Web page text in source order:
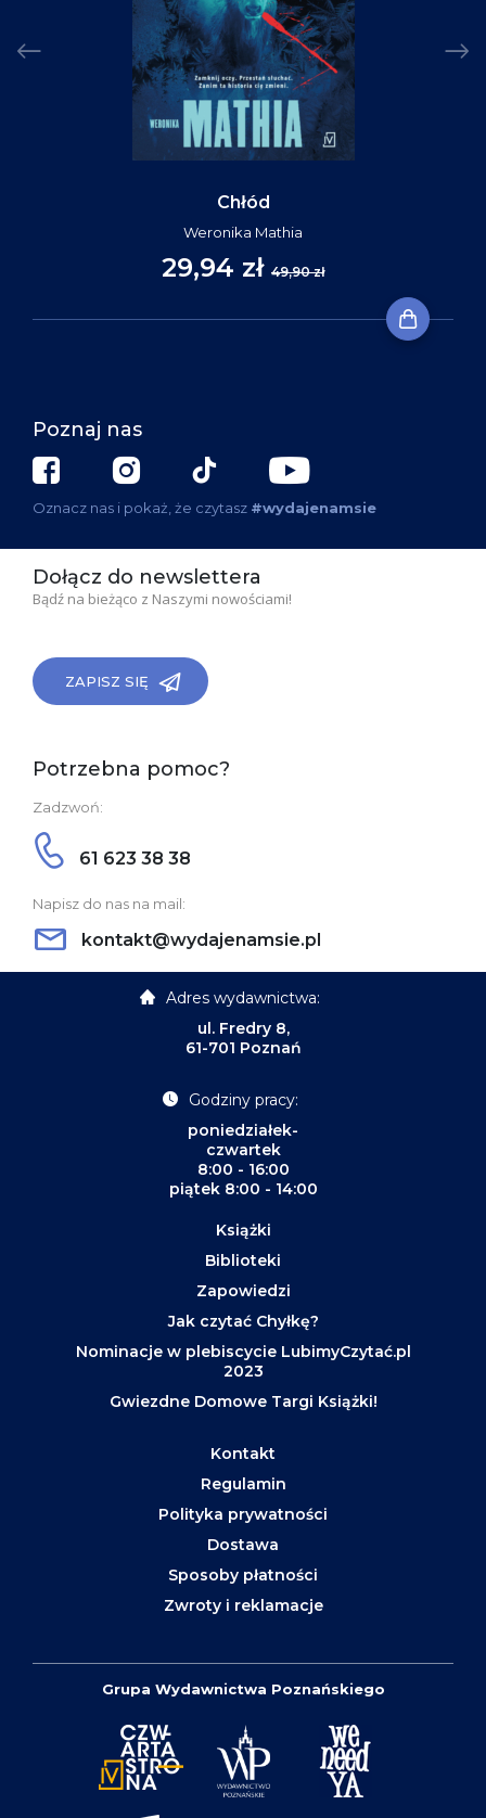
Chłód
Weronika Mathia
29,94 zł 49,90 zł
Poznaj nas
Oznacz nas i pokaż, że czytasz #wydajenamsie
Dołącz do newslettera
Bądź na bieżąco z Naszymi nowościami!
ZAPISZ SIĘ
Potrzebna pomoc?
Zadzwoń:
61 623 38 38
Napisz do nas na mail:
kontakt@wydajenamsie.pl
Adres wydawnictwa:
ul. Fredry 8,
61-701 Poznań
Godziny pracy:
poniedziałek-
czwartek
8:00 - 16:00
piątek 8:00 - 14:00
Książki
Biblioteki
Zapowiedzi
Jak czytać Chyłkę?
Nominacje w plebiscycie LubimyCzytać.pl
2023
Gwiezdne Domowe Targi Książki!
Kontakt
Regulamin
Polityka prywatności
Dostawa
Sposoby płatności
Zwroty i reklamacje
Grupa Wydawnictwa Poznańskiego